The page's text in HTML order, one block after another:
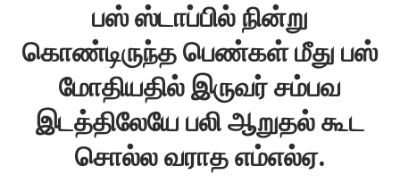
பஸ் ஸ்டாப்பில் நின்று
கொண்டிருந்த பெண்கள் மீது பஸ்
மோதியதில் இருவர் சம்பவ
இடத்திலேயே பலி ஆறுதல் கூட
சொல்ல வராத எம்எல்ஏ.